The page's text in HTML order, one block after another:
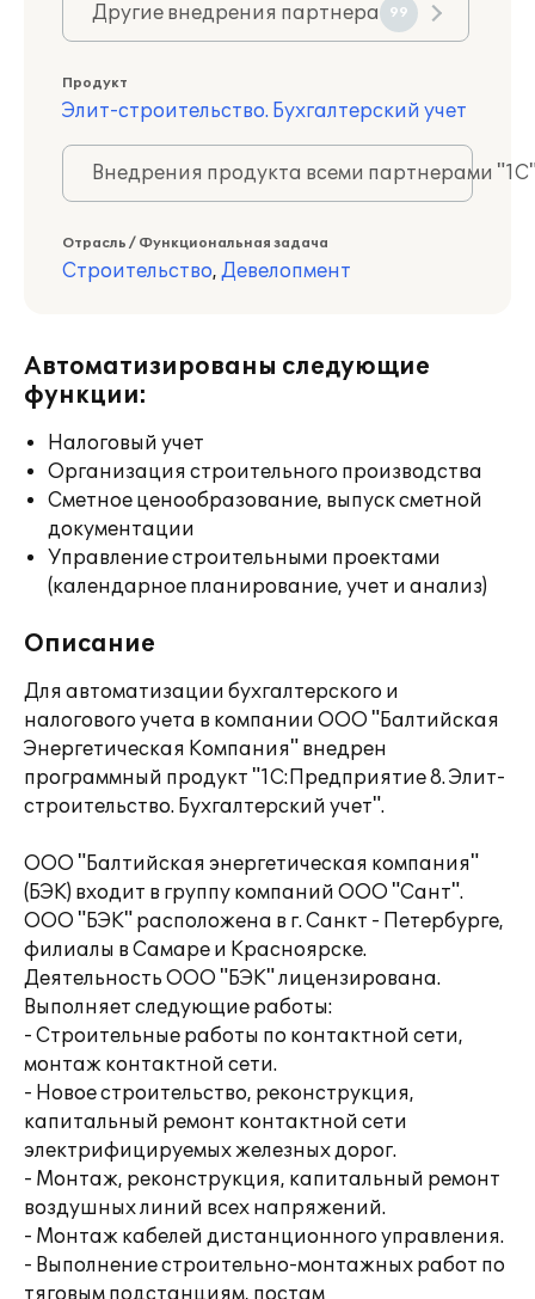
Другие внедрения партнера 99
Продукт
Элит-строительство. Бухгалтерский учет
Внедрения продукта всеми партнерами
Отрасль / Функциональная задача
Строительство, Девелопмент
Автоматизированы следующие
функции:
Налоговый учет
Организация строительного производства
Сметное ценообразование, выпуск сметной
документации
Управление строительными проектами
(календарное планирование, учет и анализ)
Описание
Для автоматизации бухгалтерского и
налогового учета в компании ООО "Балтийская
Энергетическая Компания" внедрен
программный продукт "1C:Предприятие 8. Элит-
строительство. Бухгалтерский учет".
ООО "Балтийская энергетическая компания"
(БЭК) входит в группу компаний ООО "Сант".
ООО "БЭК" расположена в г. Санкт - Петербурге‚
филиалы в Самаре и Красноярске.
Деятельность ООО "БЭК" лицензирована.
Выполняет следующие работы:
- Строительные работы по контактной сети‚
монтаж контактной сети.
- Новое строительство‚ реконструкция‚
капитальный ремонт контактной сети
электрифицируемых железных дорог.
- Монтаж‚ реконструкция‚ капитальный ремонт
воздушных линий всех напряжений.
- Монтаж кабелей дистанционного управления.
- Выполнение строительно-монтажных работ по
тяговым подстанциям‚ постам